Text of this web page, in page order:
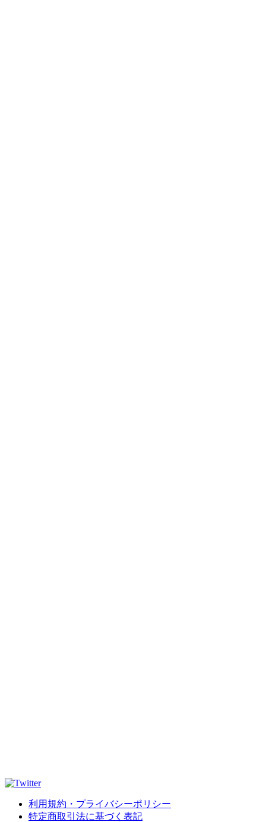
利用規約・プライバシーポリシー
特定商取引法に基づく表記